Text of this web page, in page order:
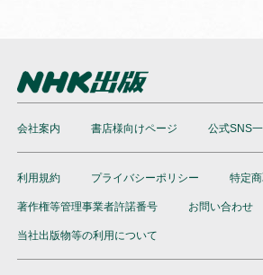
会社案内 書店様向けページ 公式SNS
利用規約 プライバシーポリシー 特定
著作権等管理事業者許諾番号 お問い合わせ
当社出版物等の利用について